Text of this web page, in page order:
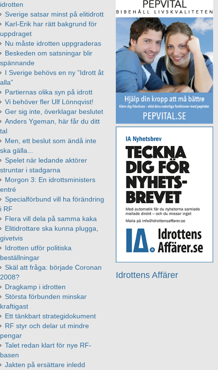
Idrottens Affärer
idrotten
Sverige satsar minst på elitidrott
Karl-Erik har rätt bakgrund för
uppdraget
Nu måste idrotten uppgraderas
Beskeden om satsningar blir
spännande
I Sverige behövs en ny ”Idrott åt
alla”
Partiernas olika syn på idrott
Vi behöver fler Ulf Lönnqvist!
Ger sig inte, överklagar beslutet
Anders Ygeman, här får du ditt
tal
Men, ett beslut som ändå inte
ska gälla...
Spelet när ledande aktörer
struntar i stadgarna
Morgon 3: En idrottsministers
entré
Specialförbund vill ha förändring
i RF
Flera vill dela på samma kaka
Elitidrottare ska kunna plugga,
givetvis
Idrotten utför politiska
beställningar
Skäl att fråga: började Coronan
2008?
Dragkamp i idrotten
Största förbunden minskar
kraftigast
Ett tänkbart strategidokument
RF styr och delar ut mindre
pengar
Talet redan klart för nye RF-
basen
Jakten på ersättare inledd